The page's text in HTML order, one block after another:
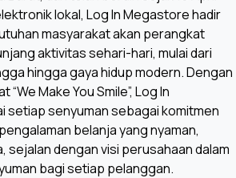
lokal, Log In Megastore hadir
masyarakat akan perangkat
aktivitas sehari-hari, mulai dari
hingga gaya hidup modern. Dengan
Make You Smile”, Log In
setiap senyuman sebagai komitmen
belanja yang nyaman,
sejalan dengan visi perusahaan dalam
bagi setiap pelanggan.